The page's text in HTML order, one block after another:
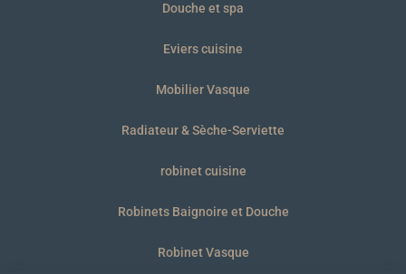
Douche et spa
Eviers cuisine
Mobilier Vasque
Radiateur & Sèche-Serviette
robinet cuisine
Robinets Baignoire et Douche
Robinet Vasque